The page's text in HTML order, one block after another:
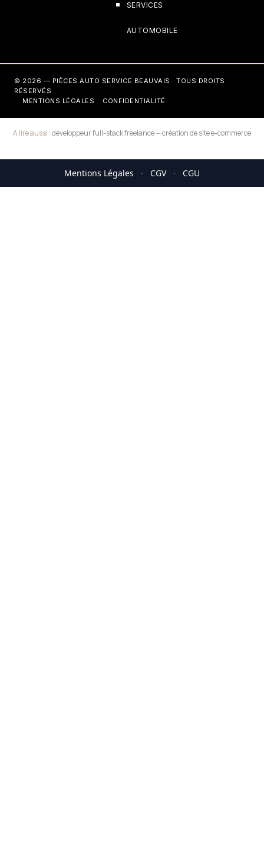
SERVICES
AUTOMOBILE
© 2026 — PIÈCES AUTO SERVICE BEAUVAIS · TOUS DROITS
RÉSERVÉS
MENTIONS LÉGALES
CONFIDENTIALITÉ
A lire aussi :développeur full-stack freelance—création de site e-commerce
Mentions Légales · CGV · CGU